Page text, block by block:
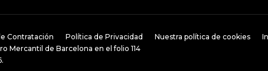
Contratación Política de Privacidad Nuestra política de cookies
Mercantil de Barcelona en el folio 114